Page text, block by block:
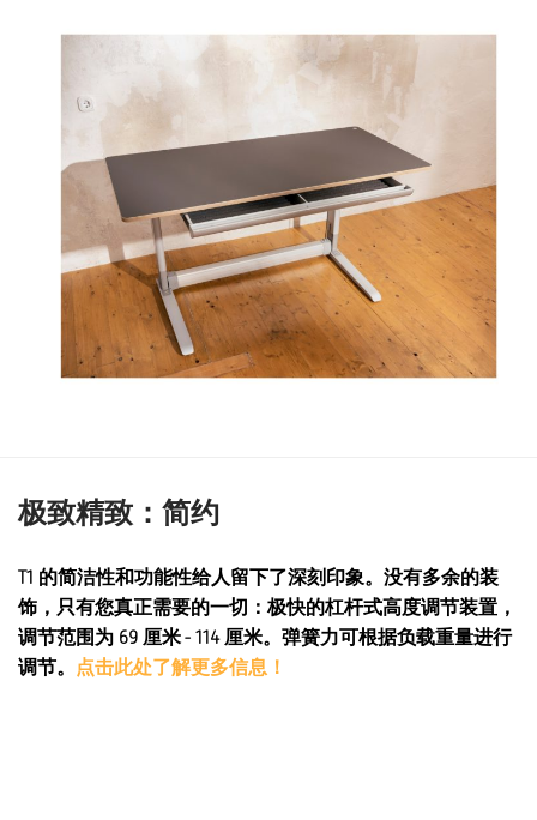
极致精致：简约
T1 的简洁性和功能性给人留下了深刻印象。没有多余的装
饰，只有您真正需要的一切：极快的杠杆式高度调节装置，
调节范围为 69 厘米 - 114 厘米。弹簧力可根据负载重量进行
调节。 点击此处了解更多信息！